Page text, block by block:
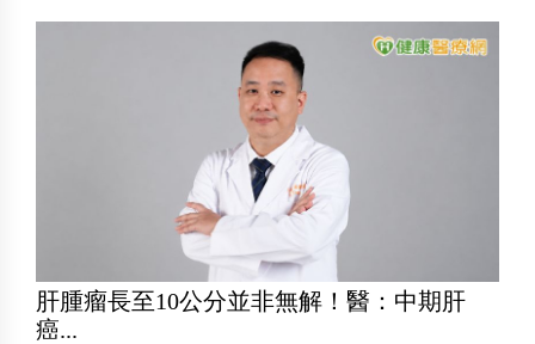
肝腫瘤長至10公分並非無解！醫：中期肝
癌...